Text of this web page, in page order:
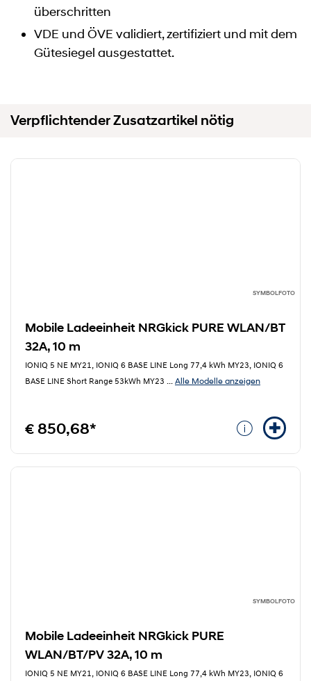
überschritten
VDE und ÖVE validiert, zertifiziert und mit dem
Gütesiegel ausgestattet.
Verpflichtender Zusatzartikel nötig
SYMBOLFOTO
Mobile Ladeeinheit NRGkick PURE WLAN/BT
32A, 10 m
IONIQ 5 NE MY21, IONIQ 6 BASE LINE Long 77,4 kWh MY23, IONIQ 6
BASE LINE Short Range 53kWh MY23 ... Alle Modelle anzeigen
€ 850,68*
SYMBOLFOTO
Mobile Ladeeinheit NRGkick PURE
WLAN/BT/PV 32A, 10 m
IONIQ 5 NE MY21, IONIQ 6 BASE LINE Long 77,4 kWh MY23, IONIQ 6